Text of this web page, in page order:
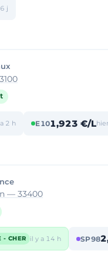
j
2 h E101,923 €/Lhier
— 33400
- CHER il y a 14 h SP98